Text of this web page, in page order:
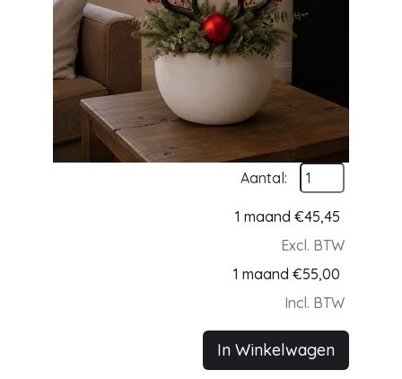
Aantal:
1 maand €45,45
Excl. BTW
1 maand €55,00
Incl. BTW
In Winkelwagen